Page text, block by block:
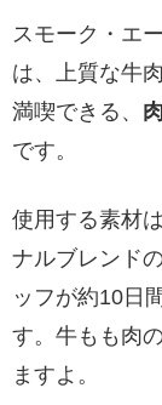
スモーク・エ
は、上質な牛
満喫できる、
です。
使用する素材は
ナルブレンド
ッフが約10日
す。牛もも肉
ますよ。